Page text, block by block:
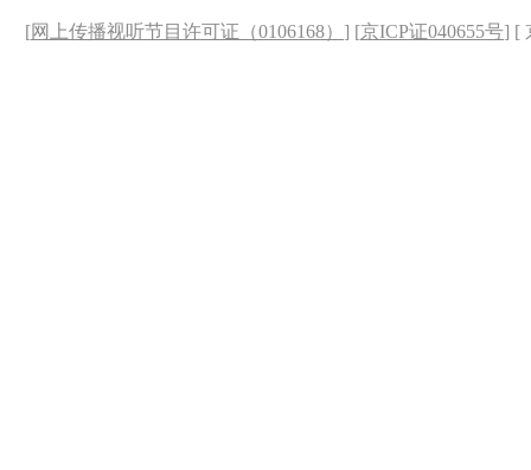
[网上传播视听节目许可证（0106168） ] [京ICP证040655号] [